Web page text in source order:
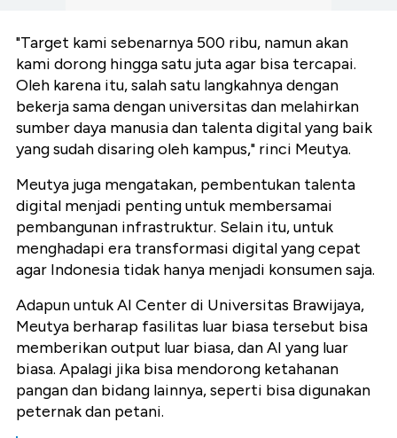
"Target kami sebenarnya 500 ribu, namun akan
kami dorong hingga satu juta agar bisa tercapai.
Oleh karena itu, salah satu langkahnya dengan
bekerja sama dengan universitas dan melahirkan
sumber daya manusia dan talenta digital yang baik
yang sudah disaring oleh kampus," rinci Meutya.
Meutya juga mengatakan, pembentukan talenta
digital menjadi penting untuk membersamai
pembangunan infrastruktur. Selain itu, untuk
menghadapi era transformasi digital yang cepat
agar Indonesia tidak hanya menjadi konsumen saja.
Adapun untuk AI Center di Universitas Brawijaya,
Meutya berharap fasilitas luar biasa tersebut bisa
memberikan output luar biasa, dan AI yang luar
biasa. Apalagi jika bisa mendorong ketahanan
pangan dan bidang lainnya, seperti bisa digunakan
peternak dan petani.